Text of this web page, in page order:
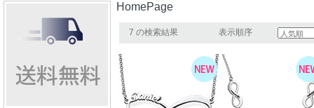
プチネームネックレス
誕生石コレクション
バーネックレスコレクション
ディスクとサークルのコレクション
ギフトコレクション
HomePage
7 の検索結果 表示順序